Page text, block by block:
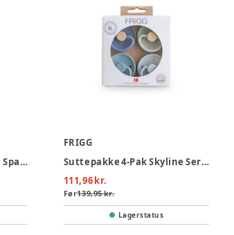
Suttepakke 4-Pak Crystal Sparkle Silikone Str. 2
FRIGG
Suttepakke 4-Pak Skyline Serenity Silikone Str. 2
111,96 kr.
Før139,95 kr.
Lagerstatus